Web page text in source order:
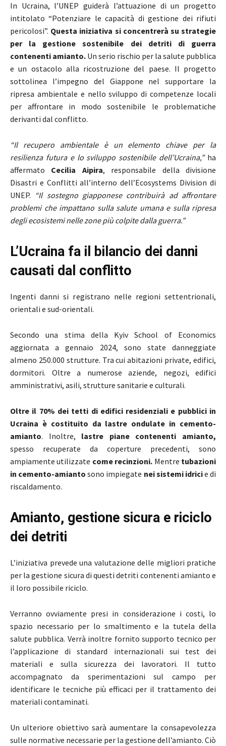
In Ucraina, l’UNEP guiderà l’attuazione di un progetto
intitolato “Potenziare le capacità di gestione dei rifiuti
pericolosi”. Questa iniziativa si concentrerà su strategie
per la gestione sostenibile dei detriti di guerra
contenenti amianto. Un serio rischio per la salute pubblica
e un ostacolo alla ricostruzione del paese. Il progetto
sottolinea l’impegno del Giappone nel supportare la
ripresa ambientale e nello sviluppo di competenze locali
per affrontare in modo sostenibile le problematiche
derivanti dal conflitto.
“Il recupero ambientale è un elemento chiave per la
resilienza futura e lo sviluppo sostenibile dell’Ucraina,”ha
affermato Cecilia Aipira, responsabile della divisione
Disastri e Conflitti all’interno dell’Ecosystems Division di
UNEP. “Il sostegno giapponese contribuirà ad affrontare
problemi che impattano sulla salute umana e sulla ripresa
degli ecosistemi nelle zone più colpite dalla guerra.”
L’Ucraina fa il bilancio dei danni
causati dal conflitto
Ingenti danni si registrano nelle regioni settentrionali,
orientali e sud-orientali.
Secondo una stima della Kyiv School of Economics
aggiornata a gennaio 2024, sono state danneggiate
almeno 250.000 strutture. Tra cui abitazioni private, edifici,
dormitori. Oltre a numerose aziende, negozi, edifici
amministrativi, asili, strutture sanitarie e culturali.
Oltre il 70% dei tetti di edifici residenziali e pubblici in
Ucraina è costituito da lastre ondulate in cemento-
amianto. Inoltre, lastre piane contenenti amianto,
spesso recuperate da coperture precedenti, sono
ampiamente utilizzate come recinzioni. Mentre tubazioni
in cemento-amianto sono impiegate nei sistemi idricie di
riscaldamento.
Amianto, gestione sicura e riciclo
dei detriti
L’iniziativa prevede una valutazione delle migliori pratiche
per la gestione sicura di questi detriti contenenti amianto e
il loro possibile riciclo.
Verranno ovviamente presi in considerazione i costi, lo
spazio necessario per lo smaltimento e la tutela della
salute pubblica. Verrà inoltre fornito supporto tecnico per
l’applicazione di standard internazionali sui test dei
materiali e sulla sicurezza dei lavoratori. Il tutto
accompagnato da sperimentazioni sul campo per
identificare le tecniche più efficaci per il trattamento dei
materiali contaminati.
Un ulteriore obiettivo sarà aumentare la consapevolezza
sulle normative necessarie per la gestione dell’amianto. Ciò